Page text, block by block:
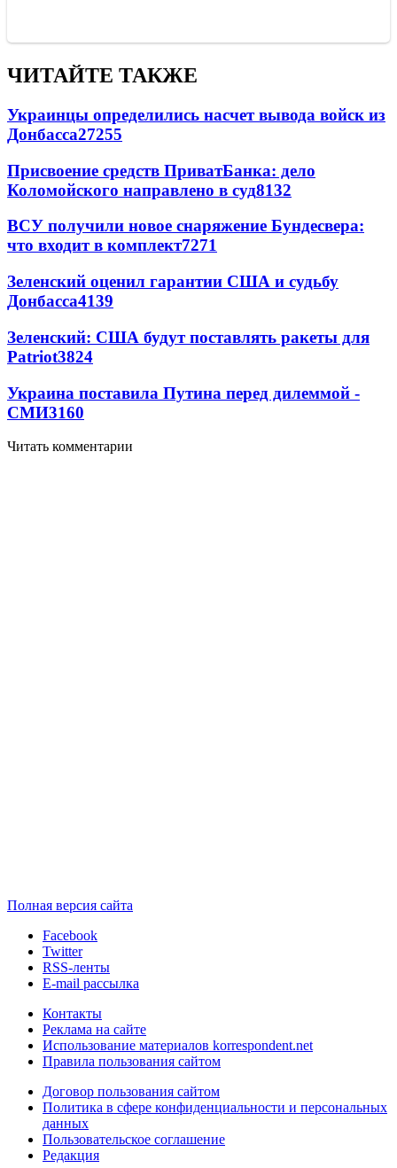
ЧИТАЙТЕ ТАКЖЕ
Украинцы определились насчет вывода войск из
Донбасса27255
Присвоение средств ПриватБанка: дело
Коломойского направлено в суд8132
ВСУ получили новое снаряжение Бундесвера:
что входит в комплект7271
Зеленский оценил гарантии США и судьбу
Донбасса4139
Зеленский: США будут поставлять ракеты для
Patriot3824
Украина поставила Путина перед дилеммой -
СМИ3160
Читать комментарии
Полная версия сайта
Facebook
Twitter
RSS-ленты
E-mail рассылка
Контакты
Реклама на сайте
Использование материалов korrespondent.net
Правила пользования сайтом
Договор пользования сайтом
Политика в сфере конфиденциальности и персональных
данных
Пользовательское соглашение
Редакция